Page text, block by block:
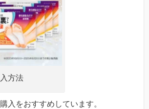
方法
入をおすすめしています。